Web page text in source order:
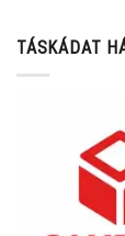
TÁSKÁDAT